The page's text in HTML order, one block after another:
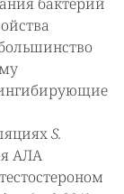
ингибирующие
S.
АЛА